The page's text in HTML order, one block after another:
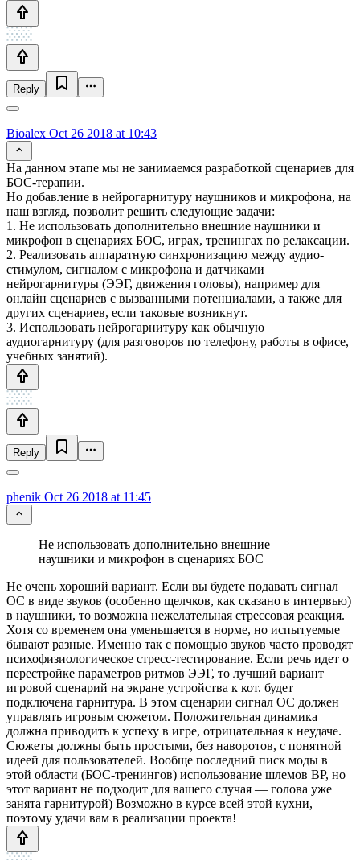
Reply
Bioalex Oct 26 2018 at 10:43
На данном этапе мы не занимаемся разработкой сценариев для
БОС-терапии.
Но добавление в нейрогарнитуру наушников и микрофона, на
наш взгляд, позволит решить следующие задачи:
1. Не использовать дополнительно внешние наушники и
микрофон в сценариях БОС, играх, тренингах по релаксации.
2. Реализовать аппаратную синхронизацию между аудио-
стимулом, сигналом с микрофона и датчиками
нейрогарнитуры (ЭЭГ, движения головы), например для
онлайн сценариев с вызванными потенциалами, а также для
других сценариев, если таковые возникнут.
3. Использовать нейрогарнитуру как обычную
аудиогарнитуру (для разговоров по телефону, работы в офисе,
учебных занятий).
Reply
phenik Oct 26 2018 at 11:45
Не использовать дополнительно внешние
наушники и микрофон в сценариях БОС
Не очень хороший вариант. Если вы будете подавать сигнал
ОС в виде звуков (особенно щелчков, как сказано в интервью)
в наушники, то возможна нежелательная стрессовая реакция.
Хотя со временем она уменьшается в норме, но испытуемые
бывают разные. Именно так с помощью звуков часто проводят
психофизиологическое стресс-тестирование. Если речь идет о
перестройке параметров ритмов ЭЭГ, то лучший вариант
игровой сценарий на экране устройства к кот. будет
подключена гарнитура. В этом сценарии сигнал ОС должен
управлять игровым сюжетом. Положительная динамика
должна приводить к успеху в игре, отрицательная к неудаче.
Сюжеты должны быть простыми, без наворотов, с понятной
идеей для пользователей. Вообще последний писк моды в
этой области (БОС-тренингов) использование шлемов ВР, но
этот вариант не подходит для вашего случая — голова уже
занята гарнитурой) Возможно в курсе всей этой кухни,
поэтому удачи вам в реализации проекта!